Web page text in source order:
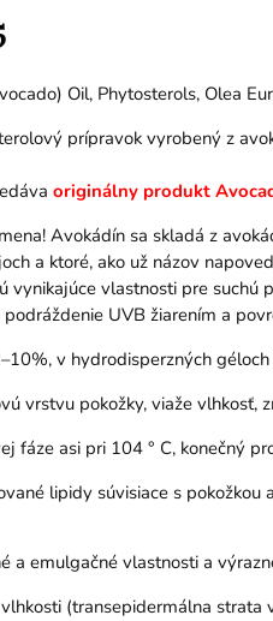
Oil, Phytosterols, Olea
prípravok vyrobený z
originálny produkt
Avokádín sa skladá z
a ktoré, ako už názov
vlastnosti pre suchú
UVB žiarením a
v hydrodisperzných
vrstvu pokožky, viaže
fáze asi pri 104 ° C, konečný
lipidy súvisiace s
a emulgačné vlastnosti a
(transepidermálna